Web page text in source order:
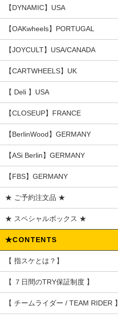
【DYNAMIC】USA
【OAKwheels】PORTUGAL
【JOYCULT】USA/CANADA
【CARTWHEELS】UK
【 Deli 】USA
【CLOSEUP】FRANCE
【BerlinWood】GERMANY
【ASi Berlin】GERMANY
【FBS】GERMANY
★ ご予約注文品 ★
★ スペシャルボックス ★
★CONTENTS
【 指スケとは？】
【 ７日間のTRY保証制度 】
【 チームライダー / TEAM RIDER 】